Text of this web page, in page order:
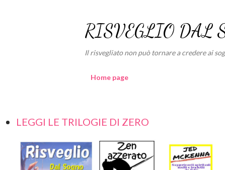
RISVEGLIO DAL
Il risvegliato non può tornare a credere ai
Home page
LEGGI LE TRILOGIE DI ZERO